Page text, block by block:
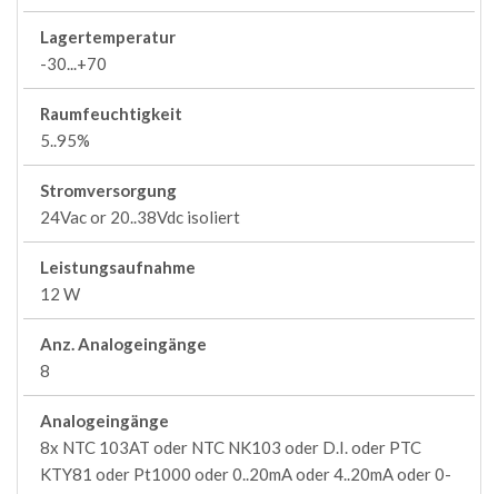
Lagertemperatur
-30...+70
Raumfeuchtigkeit
5..95%
Stromversorgung
24Vac or 20..38Vdc isoliert
Leistungsaufnahme
12 W
Anz. Analogeingänge
8
Analogeingänge
8x NTC 103AT oder NTC NK103 oder D.I. oder PTC
KTY81 oder Pt1000 oder 0..20mA oder 4..20mA oder 0-